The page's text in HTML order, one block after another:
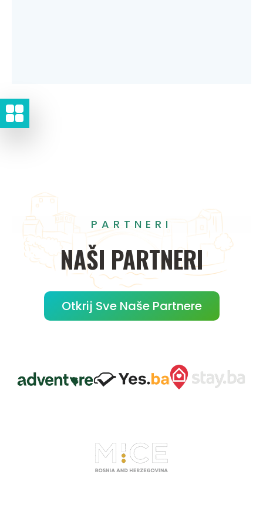
PARTNERI
NAŠI PARTNERI
Otkrij Sve Naše Partnere